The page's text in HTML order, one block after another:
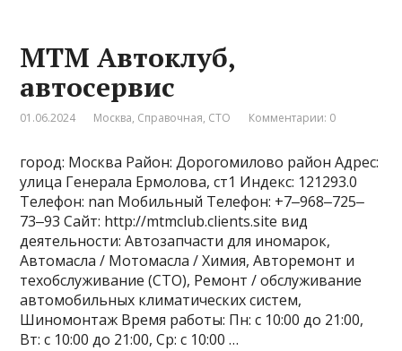
МТМ Автоклуб,
автосервис
01.06.2024 Москва, Справочная, СТО Комментарии: 0
город: Москва Район: Дорогомилово район Адрес:
улица Генерала Ермолова, ст1 Индекс: 121293.0
Телефон: nan Мобильный Телефон: +7‒968‒725‒
73‒93 Сайт: http://mtmclub.clients.site вид
деятельности: Автозапчасти для иномарок,
Автомасла / Мотомасла / Химия, Авторемонт и
техобслуживание (СТО), Ремонт / обслуживание
автомобильных климатических систем,
Шиномонтаж Время работы: Пн: с 10:00 до 21:00,
Вт: с 10:00 до 21:00, Ср: с 10:00 …